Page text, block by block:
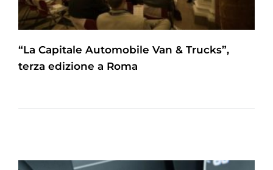
“La Capitale Automobile Van & Trucks”,
terza edizione a Roma